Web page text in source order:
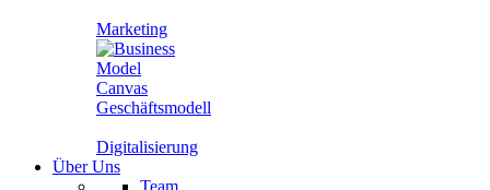
Marketing
Geschäftsmodell
Digitalisierung
Über Uns
Team